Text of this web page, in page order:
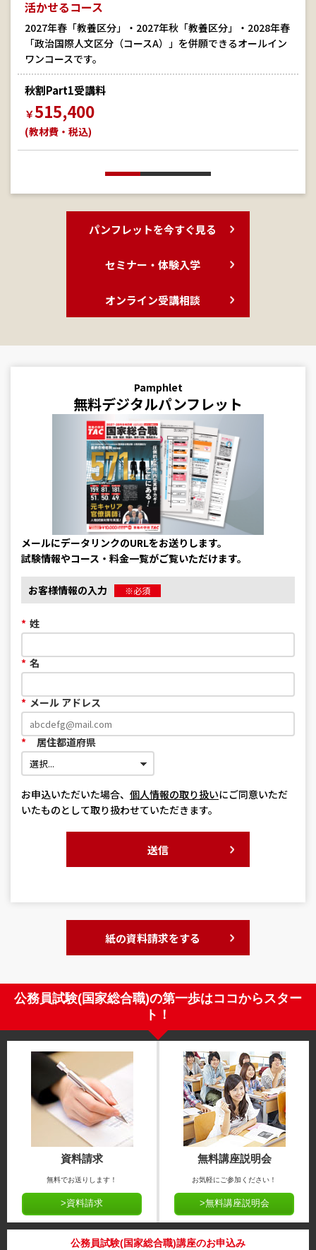
活かせるコース
2027年春「教養区分」・2027年秋「教養区分」・2028年春
「政治国際人文区分（コースA）」を併願できるオールイン
ワンコースです。
秋割Part1受講料
￥515,400
(教材費・税込)
パンフレットを今すぐ見る
セミナー・体験入学
オンライン受講相談
Pamphlet
無料デジタルパンフレット
メールにデータリンクのURLをお送りします。
試験情報やコース・料金一覧がご覧いただけます。
お客様情報の入力 ※必須
* 姓
* 名
* メール アドレス
* 居住都道府県
送信
お申込いただいた場合、 個人情報の取り扱いにご同意いただ
いたものとして取り扱わせていただきます。
紙の資料請求をする
公務員試験(国家総合職)の第一歩はココからスター
ト！
資料請求
無料でお送りします！
>資料請求
無料講座説明会
お気軽にご参加ください！
>無料講座説明会
公務員試験(国家総合職)講座のお申込み